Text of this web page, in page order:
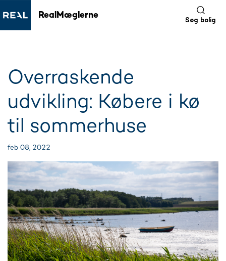
RealMæglerne
Søg bolig
Overraskende
udvikling: Købere i kø
til sommerhuse
feb 08, 2022